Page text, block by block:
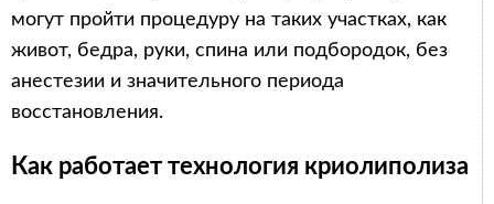
могут пройти процедуру на таких участках, как
живот, бедра, руки, спина или подбородок, без
анестезии и значительного периода
восстановления.
Как работает технология криолиполиза